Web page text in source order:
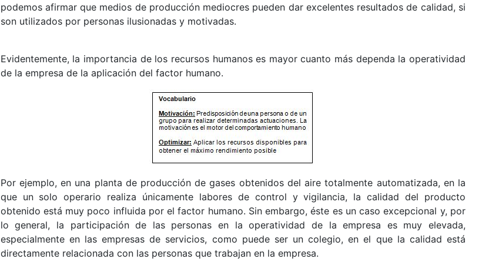
podemos afirmar que medios de producción mediocres pueden dar excelentes resultados de calidad, si
son utilizados por personas ilusionadas y motivadas.
Evidentemente, la importancia de los recursos humanos es mayor cuanto más dependa la operatividad
de la empresa de la aplicación del factor humano.
Por ejemplo, en una planta de producción de gases obtenidos del aire totalmente automatizada, en la
que un solo operario realiza únicamente labores de control y vigilancia, la calidad del producto
obtenido está muy poco influida por el factor humano. Sin embargo, éste es un caso excepcional y, por
lo general, la participación de las personas en la operatividad de la empresa es muy elevada,
especialmente en las empresas de servicios, como puede ser un colegio, en el que la calidad está
directamente relacionada con las personas que trabajan en la empresa.